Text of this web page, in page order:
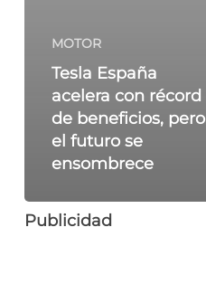
MOTOR
Tesla España
acelera con récord
de beneficios, pero
el futuro se
ensombrece
Publicidad